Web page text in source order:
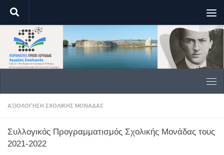
Skip to content
ΑΞΙΟΛΌΓΗΣΗ ΣΧΟΛΙΚΉΣ ΜΟΝΆΔΑΣ
Συλλογικός Προγραμματισμός Σχολικής Μονάδας τους
2021-2022